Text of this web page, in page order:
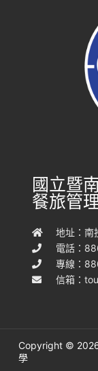
國立暨
餐旅管
地址：南
電話：
專線：
信箱：
Copyright © 2026
學